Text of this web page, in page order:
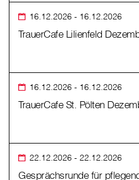
16.12.2026 - 16.12.2026
TrauerCafe Lilienfeld
16.12.2026 - 16.12.2026
TrauerCafe St. Pölten
22.12.2026 - 22.12.2026
Gesprächsrunde für